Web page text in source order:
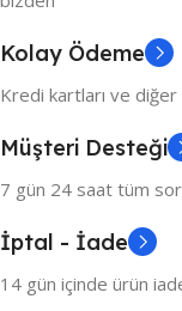
Kolay Ödeme
Kredi kartları ve
Müşteri Desteği
7 gün 24 saat tüm
İptal - İade
14 gün içinde ürün